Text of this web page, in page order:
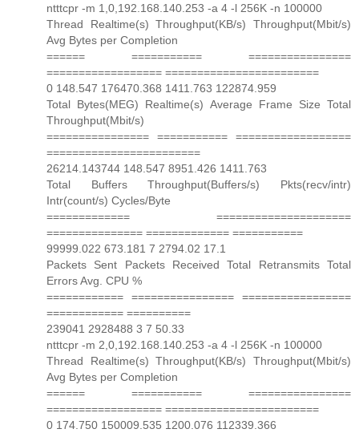
ntttcpr -m 1,0,192.168.140.253 -a 4 -l 256K -n 100000
Thread Realtime(s) Throughput(KB/s) Throughput(Mbit/s)
Avg Bytes per Completion
====== =========== ================
================== ========================
0 148.547 176470.368 1411.763 122874.959
Total Bytes(MEG) Realtime(s) Average Frame Size Total
Throughput(Mbit/s)
================ =========== ==================
========================
26214.143744 148.547 8951.426 1411.763
Total Buffers Throughput(Buffers/s) Pkts(recv/intr)
Intr(count/s) Cycles/Byte
============= =====================
=============== ============= ===========
99999.022 673.181 7 2794.02 17.1
Packets Sent Packets Received Total Retransmits Total
Errors Avg. CPU %
============ ================ =================
============ ==========
239041 2928488 3 7 50.33
ntttcpr -m 2,0,192.168.140.253 -a 4 -l 256K -n 100000
Thread Realtime(s) Throughput(KB/s) Throughput(Mbit/s)
Avg Bytes per Completion
====== =========== ================
================== ========================
0 174.750 150009.535 1200.076 112339.366